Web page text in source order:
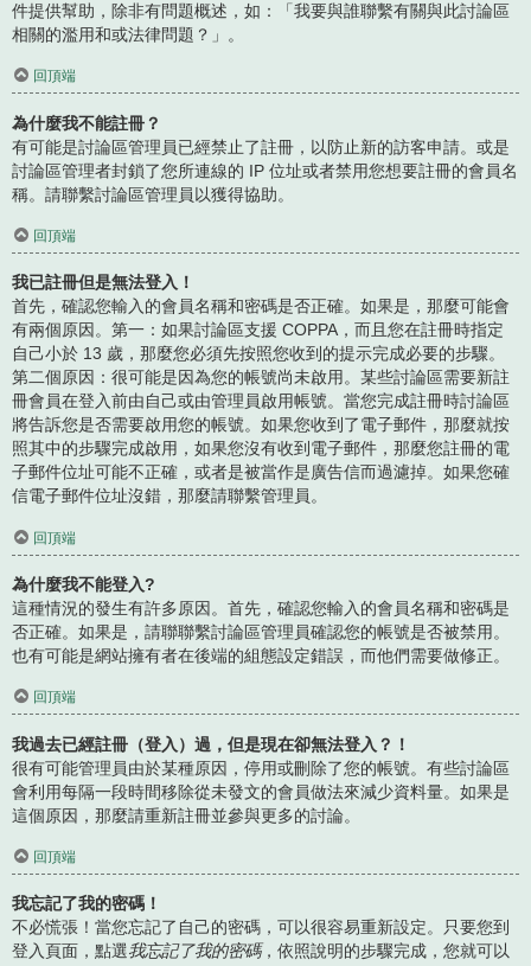
件提供幫助，除非有問題概述，如：「我要與誰聯繫有關與此討論區
相關的濫用和或法律問題？」。
回頂端
為什麼我不能註冊？
有可能是討論區管理員已經禁止了註冊，以防止新的訪客申請。或是
討論區管理者封鎖了您所連線的 IP 位址或者禁用您想要註冊的會員名
稱。請聯繫討論區管理員以獲得協助。
回頂端
我已註冊但是無法登入！
首先，確認您輸入的會員名稱和密碼是否正確。如果是，那麼可能會
有兩個原因。第一：如果討論區支援 COPPA，而且您在註冊時指定
自己小於 13 歲，那麼您必須先按照您收到的提示完成必要的步驟。
第二個原因：很可能是因為您的帳號尚未啟用。某些討論區需要新註
冊會員在登入前由自己或由管理員啟用帳號。當您完成註冊時討論區
將告訴您是否需要啟用您的帳號。如果您收到了電子郵件，那麼就按
照其中的步驟完成啟用，如果您沒有收到電子郵件，那麼您註冊的電
子郵件位址可能不正確，或者是被當作是廣告信而過濾掉。如果您確
信電子郵件位址沒錯，那麼請聯繫管理員。
回頂端
為什麼我不能登入?
這種情況的發生有許多原因。首先，確認您輸入的會員名稱和密碼是
否正確。如果是，請聯聯繫討論區管理員確認您的帳號是否被禁用。
也有可能是網站擁有者在後端的組態設定錯誤，而他們需要做修正。
回頂端
我過去已經註冊（登入）過，但是現在卻無法登入？！
很有可能管理員由於某種原因，停用或刪除了您的帳號。有些討論區
會利用每隔一段時間移除從未發文的會員做法來減少資料量。如果是
這個原因，那麼請重新註冊並參與更多的討論。
回頂端
我忘記了我的密碼！
不必慌張！當您忘記了自己的密碼，可以很容易重新設定。只要您到
登入頁面，點選我忘記了我的密碼，依照說明的步驟完成，您就可以